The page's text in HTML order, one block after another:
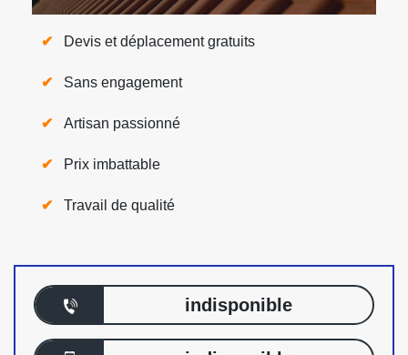
Devis et déplacement gratuits
Sans engagement
Artisan passionné
Prix imbattable
Travail de qualité
indisponible